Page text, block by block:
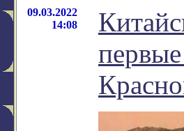
09.03.2022
14:08